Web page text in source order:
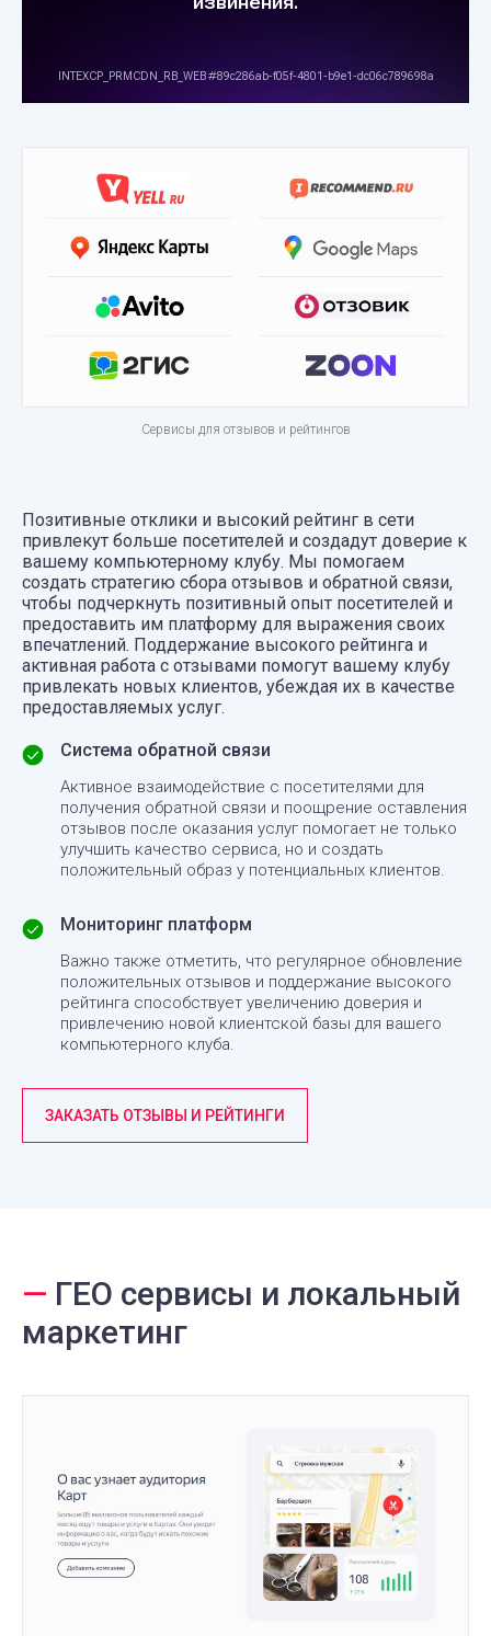
Сервисы для отзывов и рейтингов
Позитивные отклики и высокий рейтинг в сети
привлекут больше посетителей и создадут доверие к
вашему компьютерному клубу. Мы помогаем
создать стратегию сбора отзывов и обратной связи,
чтобы подчеркнуть позитивный опыт посетителей и
предоставить им платформу для выражения своих
впечатлений. Поддержание высокого рейтинга и
активная работа с отзывами помогут вашему клубу
привлекать новых клиентов, убеждая их в качестве
предоставляемых услуг.
Система обратной связи
Активное взаимодействие с посетителями для
получения обратной связи и поощрение оставления
отзывов после оказания услуг помогает не только
улучшить качество сервиса, но и создать
положительный образ у потенциальных клиентов.
Мониторинг платформ
Важно также отметить, что регулярное обновление
положительных отзывов и поддержание высокого
рейтинга способствует увеличению доверия и
привлечению новой клиентской базы для вашего
компьютерного клуба.
ЗАКАЗАТЬ ОТЗЫВЫ И РЕЙТИНГИ
— ГЕО сервисы и локальный
маркетинг